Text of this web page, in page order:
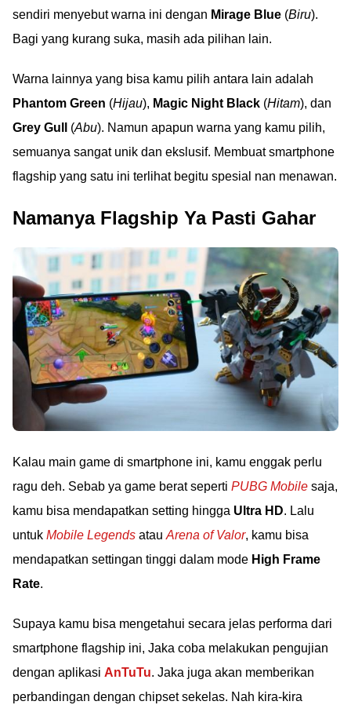
sendiri menyebut warna ini dengan Mirage Blue (Biru).
Bagi yang kurang suka, masih ada pilihan lain.
Warna lainnya yang bisa kamu pilih antara lain adalah
Phantom Green (Hijau), Magic Night Black (Hitam), dan
Grey Gull
(Abu). Namun apapun warna yang kamu pilih,
semuanya sangat unik dan ekslusif. Membuat smartphone
flagship yang satu ini terlihat begitu spesial nan menawan.
Namanya Flagship Ya Pasti Gahar
Kalau main game di smartphone ini, kamu enggak perlu
ragu deh. Sebab ya game berat seperti PUBG Mobile saja,
kamu bisa mendapatkan setting hingga Ultra HD. Lalu
untuk Mobile Legends atau Arena of Valor, kamu bisa
mendapatkan settingan tinggi dalam mode High Frame
Rate.
Supaya kamu bisa mengetahui secara jelas performa dari
smartphone flagship ini, Jaka coba melakukan pengujian
dengan aplikasi AnTuTu. Jaka juga akan memberikan
perbandingan dengan chipset sekelas. Nah kira-kira